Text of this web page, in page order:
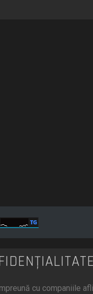
cu companiile